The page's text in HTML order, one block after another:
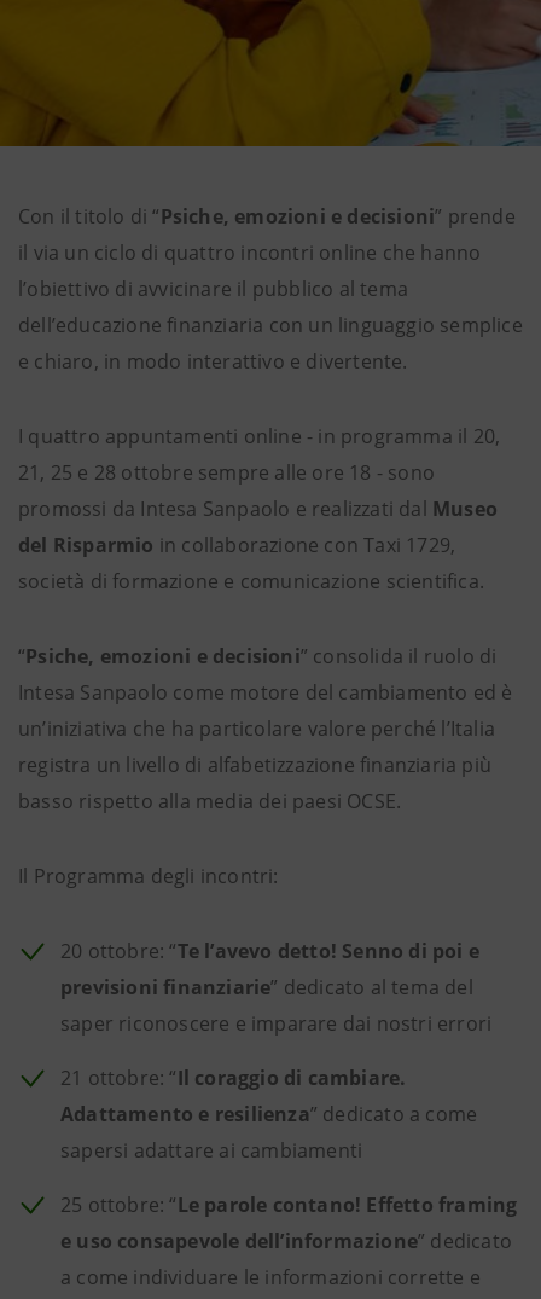
Con il titolo di “Psiche, emozioni e decisioni” prende
il via un ciclo di quattro incontri online che hanno
l’obiettivo di avvicinare il pubblico al tema
dell’educazione finanziaria con un linguaggio semplice
e chiaro, in modo interattivo e divertente.
I quattro appuntamenti online - in programma il 20,
21, 25 e 28 ottobre sempre alle ore 18 - sono
promossi da Intesa Sanpaolo e realizzati dal Museo
del Risparmio in collaborazione con Taxi 1729,
società di formazione e comunicazione scientifica.
“Psiche, emozioni e decisioni” consolida il ruolo di
Intesa Sanpaolo come motore del cambiamento ed è
un’iniziativa che ha particolare valore perché l’Italia
registra un livello di alfabetizzazione finanziaria più
basso rispetto alla media dei paesi OCSE.
Il Programma degli incontri:
20 ottobre: “Te l’avevo detto! Senno di poi e
previsioni finanziarie” dedicato al tema del
saper riconoscere e imparare dai nostri errori
21 ottobre: “Il coraggio di cambiare.
Adattamento e resilienza” dedicato a come
sapersi adattare ai cambiamenti
25 ottobre: “Le parole contano! Effetto framing
e uso consapevole dell’informazione” dedicato
a come individuare le informazioni corrette e